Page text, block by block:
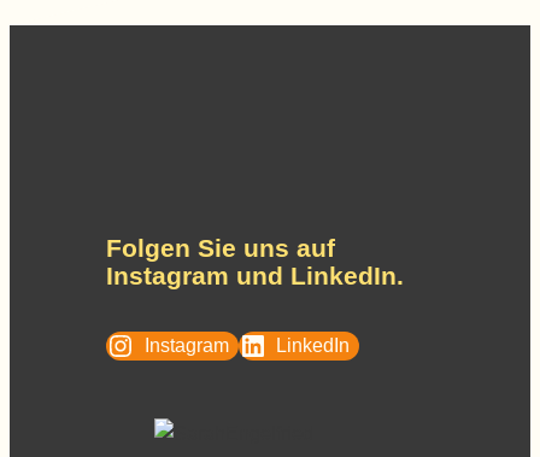
Folgen Sie uns auf
Instagram und LinkedIn.
Instagram LinkedIn